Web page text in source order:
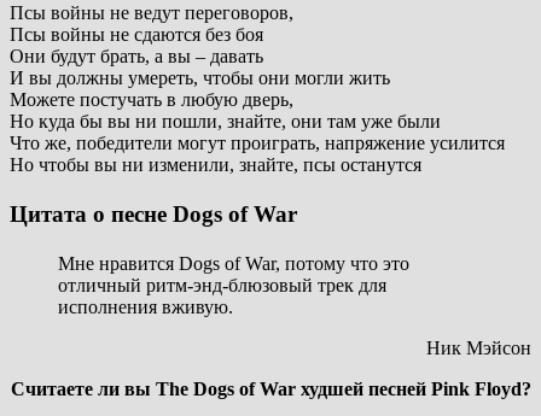
Псы войны не ведут переговоров,
Псы войны не сдаются без боя
Они будут брать, а вы – давать
И вы должны умереть, чтобы они могли жить
Можете постучать в любую дверь,
Но куда бы вы ни пошли, знайте, они там уже были
Что же, победители могут проиграть, напряжение усилится
Но чтобы вы ни изменили, знайте, псы останутся
Цитата о песне Dogs of War
Мне нравится Dogs of War, потому что это
отличный ритм-энд-блюзовый трек для
исполнения вживую.
Ник Мэйсон
Считаете ли вы The Dogs of War худшей песней Pink Floyd?